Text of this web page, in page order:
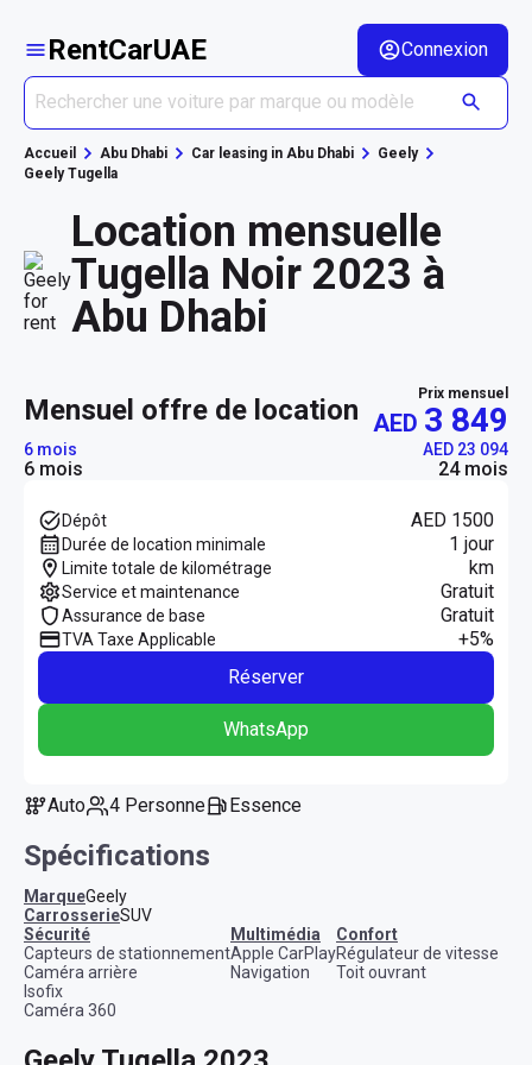
RentCarUAE Connexion
Accueil Abu Dhabi Car leasing in Abu Dhabi
Geely
Geely Tugella
Location mensuelle
Tugella Noir 2023 à
Abu Dhabi
mensuel offre de location Prix mensuel
AED 3 849
6 mois AED 23 094
6 mois 24 mois
Dépôt AED 1500
Durée de location minimale 1 jour
Limite totale de kilométrage km
Service et maintenance Gratuit
Assurance de base Gratuit
TVA Taxe Applicable
+5%
Réserver
WhatsApp
Auto 4 Personne Essence
Spécifications
MarqueGeely
CarrosserieSUV
sécurité
Capteurs de stationnement
Caméra arrière
Isofix
Caméra 360
multimédia
Apple CarPlay
Navigation
confort
Régulateur de vitesse
Toit ouvrant